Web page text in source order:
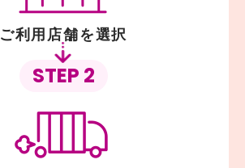
ご利用店舗を選択
STEP 2